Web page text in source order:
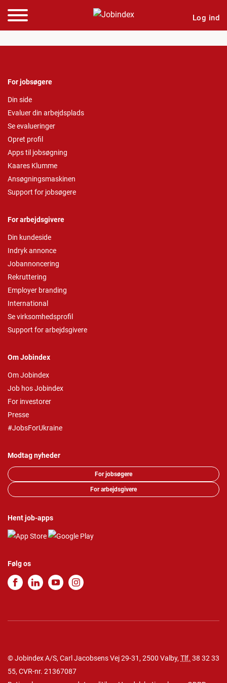
Log ind
For jobsøgere
Din side
Evaluer din arbejdsplads
Se evalueringer
Opret profil
Apps til jobsøgning
Kaares Klumme
Ansøgningsmaskinen
Support for jobsøgere
For arbejdsgivere
Din kundeside
Indryk annonce
Jobannoncering
Rekruttering
Employer branding
International
Se virksomhedsprofil
Support for arbejdsgivere
Om Jobindex
Om Jobindex
Job hos Jobindex
For investorer
Presse
#JobsForUkraine
Modtag nyheder
For jobsøgere
For arbejdsgivere
Hent job-apps
Følg os
© Jobindex A/S, Carl Jacobsens Vej 29-31, 2500 Valby, Tlf. 38 32 33
55, CVR-nr. 21367087